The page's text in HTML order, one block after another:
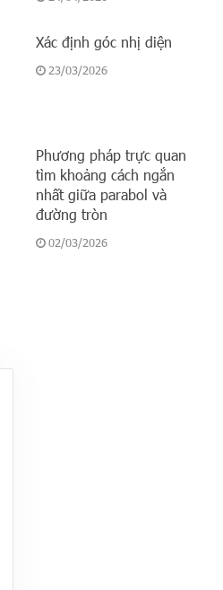
Xác định góc nhị diện
23/03/2026
Phương pháp trực quan
tìm khoảng cách ngắn
nhất giữa parabol và
đường tròn
02/03/2026